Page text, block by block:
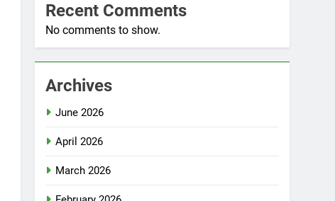
Recent Comments
No comments to show.
Archives
June 2026
April 2026
March 2026